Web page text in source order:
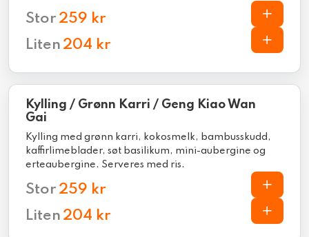
Stor 259 kr
Liten 204 kr
Kylling / Grønn Karri / Geng Kiao Wan
Gai
Kylling med grønn karri, kokosmelk, bambusskudd,
kaffirlimeblader, søt basilikum, mini-aubergine og
erteaubergine. Serveres med ris.
Stor 259 kr
Liten 204 kr